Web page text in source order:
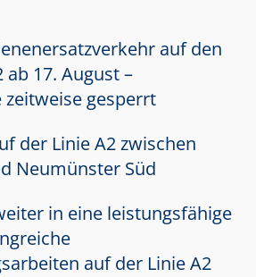
auf den
ab 17. August –
zeitweise gesperrt
der Linie A2 zwischen
Neumünster Süd
in eine leistungsfähige
auf der Linie A2